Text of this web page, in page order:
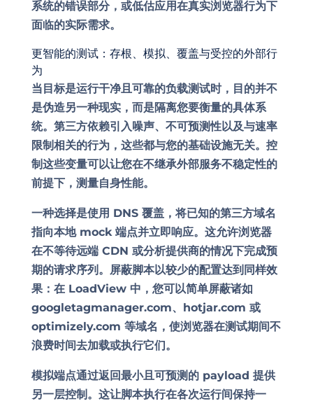
系统的错误部分，或低估应用在真实浏览器行为下
面临的实际需求。
更智能的测试：存根、模拟、覆盖与受控的外部行
为
当目标是运行干净且可靠的负载测试时，目的并不
是伪造另一种现实，而是隔离您要衡量的具体系
统。第三方依赖引入噪声、不可预测性以及与速率
限制相关的行为，这些都与您的基础设施无关。控
制这些变量可以让您在不继承外部服务不稳定性的
前提下，测量自身性能。
一种选择是使用 DNS 覆盖，将已知的第三方域名
指向本地 mock 端点并立即响应。这允许浏览器
在不等待远端 CDN 或分析提供商的情况下完成预
期的请求序列。屏蔽脚本以较少的配置达到同样效
果：在 LoadView 中，您可以简单屏蔽诸如
googletagmanager.com、hotjar.com 或
optimizely.com 等域名，使浏览器在测试期间不
浪费时间去加载或执行它们。
模拟端点通过返回最小且可预测的 payload 提供
另一层控制。这让脚本执行在各次运行间保持一